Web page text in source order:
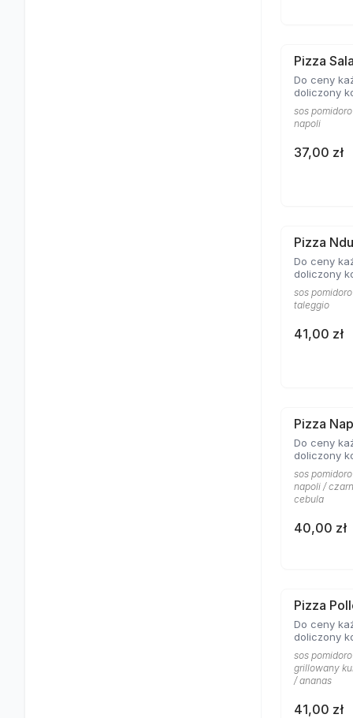
Pizza
Do ceny
doliczony
sos
napoli
37,00 zł
Pizza
Do ceny
doliczony
sos
taleggio
41,00 zł
Pizza
Do ceny
doliczony
sos
napoli /
cebula
40,00 zł
Pizza
Do ceny
doliczony
sos
grillowany
/ ananas
41,00 zł